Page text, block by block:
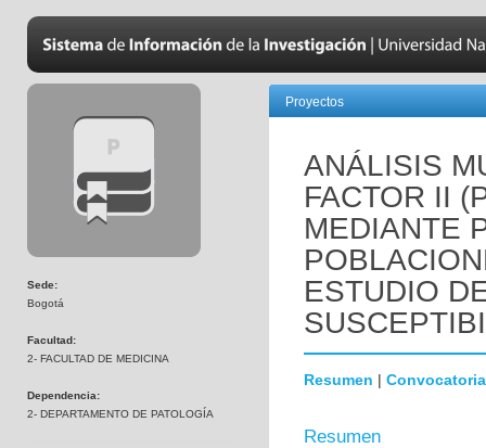
Sede:
Bogotá
Facultad:
2- FACULTAD DE MEDICINA
Dependencia:
2- DEPARTAMENTO DE PATOLOGÍA
Proyectos
ANÁLISIS
FACTOR II
MEDIANTE
ESTUDIO
Resumen | Convocatoria
Resumen